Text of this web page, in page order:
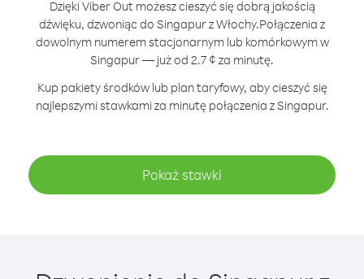
Dzięki Viber Out możesz cieszyć się dobrą jakością
dźwięku, dzwoniąc do Singapur z Włochy.Połączenia z
dowolnym numerem stacjonarnym lub komórkowym w
Singapur — już od 2.7 ¢ za minutę.
Kup pakiety środków lub plan taryfowy, aby cieszyć się
najlepszymi stawkami za minutę połączenia z Singapur.
Pokaż stawki